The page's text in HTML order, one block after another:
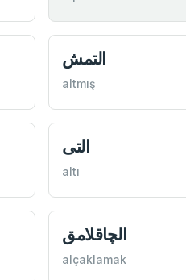
التمش
altmış
التی
altı
الچاقلامق
alçaklamak